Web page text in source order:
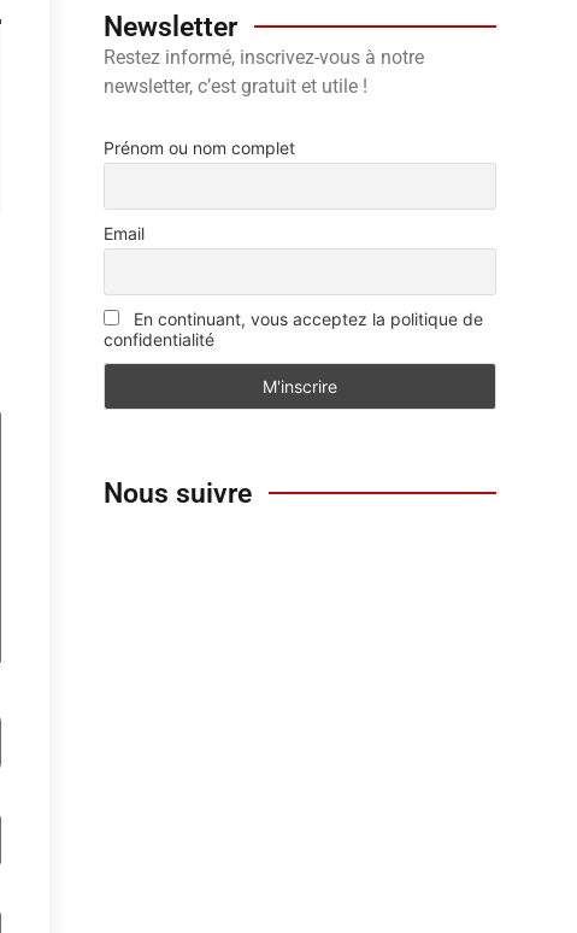
Newsletter
Restez informé, inscrivez-vous à notre
newsletter, c’est gratuit et utile !
Prénom ou nom complet
Email
En continuant, vous acceptez la politique de
confidentialité
Nous suivre